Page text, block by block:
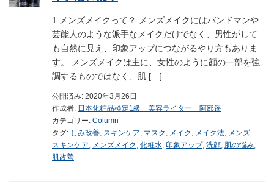
1.メンズメイクって？ メンズメイクにはバンドマンや
芸能人のような派手なメイクだけでなく、男性がして
も自然に見え、印象アップにつながるやり方もありま
す。 メンズメイクは主に、女性のように顔の一部を強
調するものではなく、肌 […]
公開済み: 2020年3月26日
作成者: 日本化粧品検定1級 美容ライター 阿部遥
カテゴリー: Column
タグ: しみ改善, スキンケア, マスク , メイク , メイク法, メンズ
スキンケア, メンズメイク , 化粧水, 印象アップ, 洗顔, 肌の悩み,
肌改善